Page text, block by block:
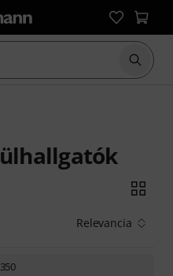
Relevancia